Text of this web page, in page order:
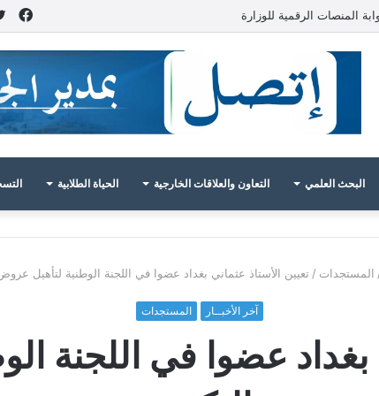
المنصات الرقمية للوزارة
البحث العلمي التعاون والعلاقات الخارجية الحياة الطلابية
المستجدات / تعيين الأستاذ عثماني بغداد عضوا في اللجنة الوطنية لتأهيل
آخر الأخبــار المستجدات
بغداد عضوا في اللجنة